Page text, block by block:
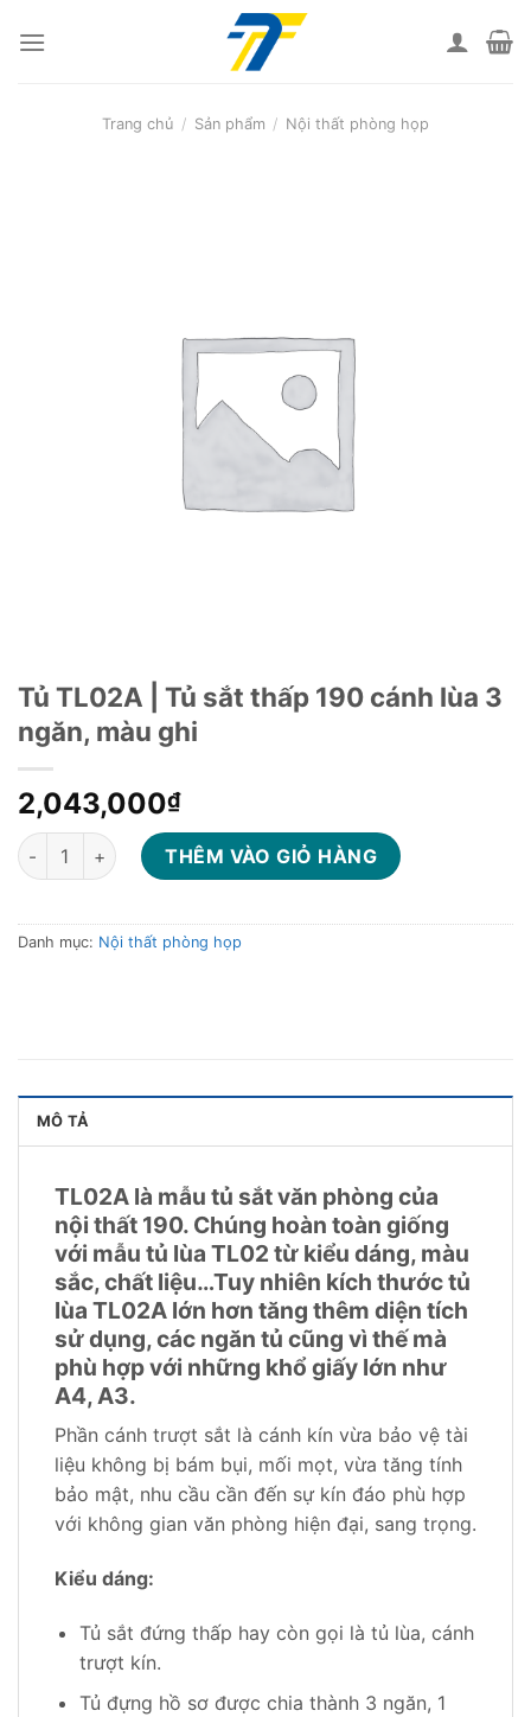
Trang chủ / Sản phẩm / Nội thất phòng họp
Tủ TL02A | Tủ sắt thấp 190 cánh lùa 3
ngăn, màu ghi
2,043,000₫
Tủ TL02A | Tủ sắt thấp 190 cánh lùa 3 ngăn, màu ghi số lượng
THÊM VÀO GIỎ HÀNG
Danh mục: Nội thất phòng họp
MÔ TẢ
TL02A là mẫu tủ sắt văn phòng của
nội thất 190. Chúng hoàn toàn giống
với mẫu tủ lùa TL02 từ kiểu dáng, màu
sắc, chất liệu…Tuy nhiên kích thước tủ
lùa TL02A lớn hơn tăng thêm diện tích
sử dụng, các ngăn tủ cũng vì thế mà
phù hợp với những khổ giấy lớn như
A4, A3.
Phần cánh trượt sắt là cánh kín vừa bảo vệ tài
liệu không bị bám bụi, mối mọt, vừa tăng tính
bảo mật, nhu cầu cần đến sự kín đáo phù hợp
với không gian văn phòng hiện đại, sang trọng.
Kiểu dáng:
Tủ sắt đứng thấp hay còn gọi là tủ lùa, cánh
trượt kín.
Tủ đựng hồ sơ được chia thành 3 ngăn, 1